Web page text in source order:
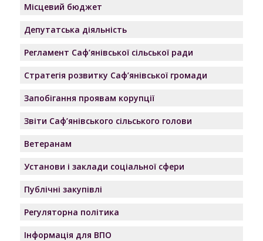
Місцевий бюджет
Депутатська діяльність
Регламент Саф’янівської сільської ради
Стратегія розвитку Саф’янівської громади
Запобігання проявам корупції
Звіти Саф’янівського сільського голови
Ветеранам
Установи і заклади соціальної сфери
Публічні закупівлі
Регуляторна політика
Інформація для ВПО